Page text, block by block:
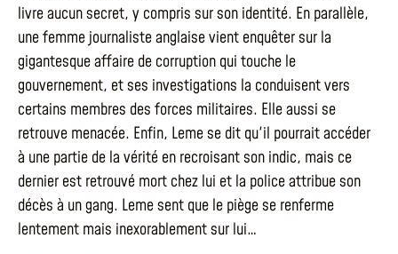
livre aucun secret, y compris sur son identité. En parallèle,
une femme journaliste anglaise vient enquêter sur la
gigantesque affaire de corruption qui touche le
gouvernement, et ses investigations la conduisent vers
certains membres des forces militaires. Elle aussi se
retrouve menacée. Enfin, Leme se dit qu'il pourrait accéder
à une partie de la vérité en recroisant son indic, mais ce
dernier est retrouvé mort chez lui et la police attribue son
décès à un gang. Leme sent que le piège se renferme
lentement mais inexorablement sur lui…